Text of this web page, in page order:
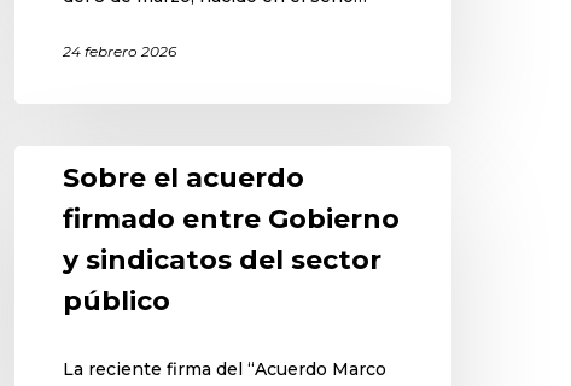
24 febrero 2026
Sobre el acuerdo
firmado entre Gobierno
y sindicatos del sector
público
La reciente firma del “Acuerdo Marco